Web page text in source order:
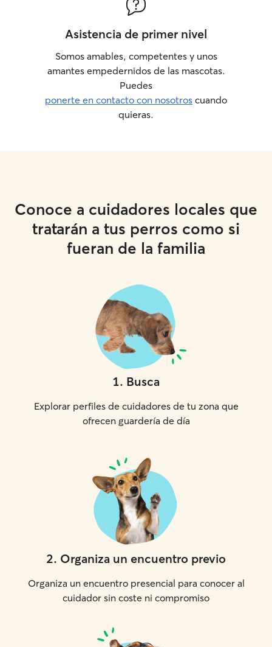
Asistencia de primer nivel
Somos amables, competentes y unos
amantes empedernidos de las mascotas.
Puedes
ponerte en contacto con nosotros cuando
quieras.
Conoce a cuidadores locales que
tratarán a tus perros como si
fueran de la familia
1. Busca
Explorar perfiles de cuidadores de tu zona que
ofrecen guardería de día
2. Organiza un encuentro previo
Organiza un encuentro presencial para conocer al
cuidador sin coste ni compromiso